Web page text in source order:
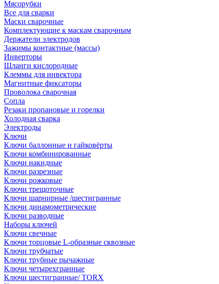
Мясорубки
Все для сварки
Маски сварочные
Комплектующие к маскам сварочным
Держатели электродов
Зажимы контактные (массы)
Инверторы
Шланги кислородные
Клеммы для инвектора
Магнитные фиксаторы
Проволока сварочная
Сопла
Резаки пропановые и горелки
Холодная сварка
Электроды
Ключи
Ключи баллонные и гайковёрты
Ключи комбинированные
Ключи накидные
Ключи разрезные
Ключи рожковые
Ключи трещоточные
Ключи шарнирные /шестигранные
Ключи динамометрические
Ключи разводные
Наборы ключей
Ключи свечные
Ключи торцовые L-образные сквозные
Ключи трубчатые
Ключи трубные рычажные
Ключи четырехгранные
Ключи шестигранные/ TORX